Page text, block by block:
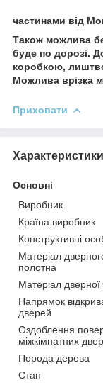
частинами від
Також можлива
буде по дорозі.
коробкою,
Можлива врізка
Приховати
Характеристики
Основні
Виробник
Країна виробник
Конструктивні
Матеріал
полотна
Матеріал дверної
Напрямок
дверей
Оздоблення
міжкімнатних
Порода дерева
Стан